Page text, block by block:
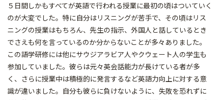
５日間しかもすべてが英語で行われる授業に最初の頃はついていく
のが大変でした。特に自分はリスニングが苦手で、その頃はリス
ニングの授業はもちろん、先生の指示、外国人と話しているとき
でさえも何を言っているのか分からないことが多々ありました。
この語学研修には他にサウジアラビア人やクウェート人の学生も
参加していました。彼らは元々英会話能力が長けている者が多
く、さらに授業中は積極的に発言するなど英語力向上に対する意
識が違いました。自分も彼らに負けないように、失敗を恐れずに